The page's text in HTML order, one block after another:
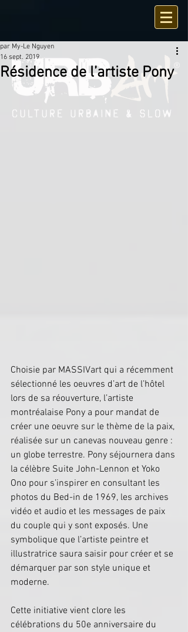
Résidence de l’artiste Pony
par My-Le Nguyen
16 sept. 2019
Choisie par MASSIVart qui a récemment
sélectionné les oeuvres d’art de l’hôtel
lors de sa réouverture, l’artiste
montréalaise Pony a pour mandat de
créer une oeuvre sur le thème de la paix,
réalisée sur un canevas nouveau genre :
un globe terrestre. Pony séjournera dans
la célèbre Suite John-Lennon et Yoko
Ono pour s’inspirer en consultant les
photos du Bed-in de 1969, les archives
vidéo et audio et les messages de paix
du couple qui y sont exposés. Une
symbolique que l’artiste peintre et
illustratrice saura saisir pour créer et se
démarquer par son style unique et
moderne.
Cette initiative vient clore les
célébrations du 50e anniversaire du